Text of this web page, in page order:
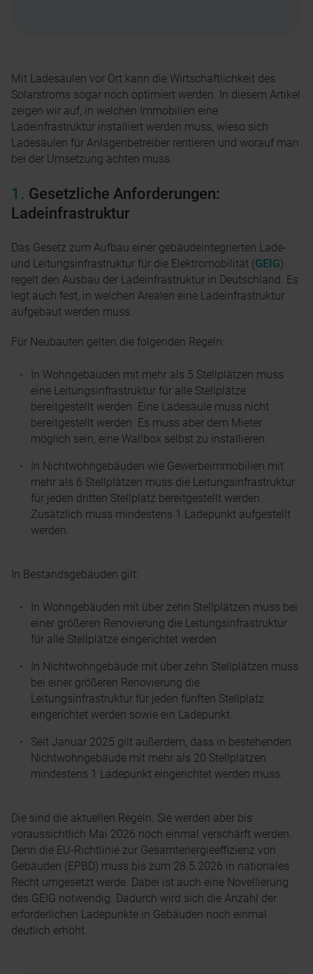
Mit Ladesäulen vor Ort kann die Wirtschaftlichkeit des
Solarstroms sogar noch optimiert werden. In diesem Artikel
zeigen wir auf, in welchen Immobilien eine
Ladeinfrastruktur installiert werden muss, wieso sich
Ladesäulen für Anlagenbetreiber rentieren und worauf man
bei der Umsetzung achten muss.
Gesetzliche Anforderungen:
Ladeinfrastruktur
Das Gesetz zum Aufbau einer gebäudeintegrierten Lade-
und Leitungsinfrastruktur für die Elektromobilität (GEIG)
regelt den Ausbau der Ladeinfrastruktur in Deutschland. Es
legt auch fest, in welchen Arealen eine Ladeinfrastruktur
aufgebaut werden muss.
Für Neubauten gelten die folgenden Regeln:
In Wohngebäuden mit mehr als 5 Stellplätzen muss
eine Leitungsinfrastruktur für alle Stellplätze
bereitgestellt werden. Eine Ladesäule muss nicht
bereitgestellt werden. Es muss aber dem Mieter
möglich sein, eine Wallbox selbst zu installieren.
In Nichtwohngebäuden wie Gewerbeimmobilien mit
mehr als 6 Stellplätzen muss die Leitungsinfrastruktur
für jeden dritten Stellplatz bereitgestellt werden.
Zusätzlich muss mindestens 1 Ladepunkt aufgestellt
werden.
In Bestandsgebäuden gilt:
In Wohngebäuden mit über zehn Stellplätzen muss bei
einer größeren Renovierung die Leitungsinfrastruktur
für alle Stellplätze eingerichtet werden.
In Nichtwohngebäude mit über zehn Stellplätzen muss
bei einer größeren Renovierung die
Leitungsinfrastruktur für jeden fünften Stellplatz
eingerichtet werden sowie ein Ladepunkt.
Seit Januar 2025 gilt außerdem, dass in bestehenden
Nichtwohngebäude mit mehr als 20 Stellplätzen
mindestens 1 Ladepunkt eingerichtet werden muss.
Die sind die aktuellen Regeln. Sie werden aber bis
voraussichtlich Mai 2026 noch einmal verschärft werden.
Denn die EU-Richtlinie zur Gesamtenergieeffizienz von
Gebäuden (EPBD) muss bis zum 28.5.2026 in nationales
Recht umgesetzt werde. Dabei ist auch eine Novellierung
des GEIG notwendig. Dadurch wird sich die Anzahl der
erforderlichen Ladepunkte in Gebäuden noch einmal
deutlich erhöht.